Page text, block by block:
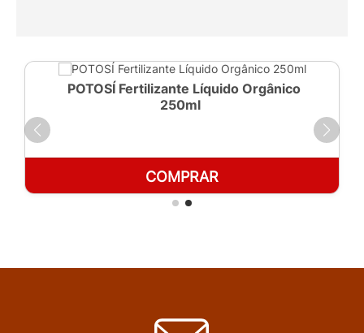
POTOSÍ Fertilizante Líquido Orgânico
250ml
COMPRAR